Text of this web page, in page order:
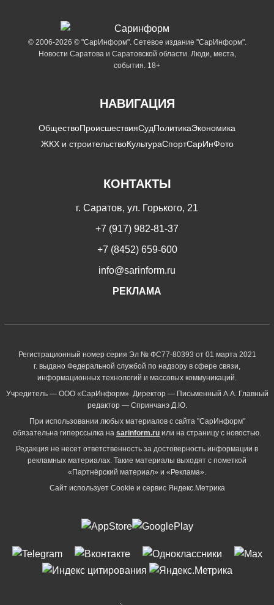
© 2006-2026 © "СарИнформ". Сетевое издание "СарИнформ".
Новости Саратова и Саратовской области. Люди, места,
события. 18+
НАВИГАЦИЯ
ОбществоПроисшествияСудПолитикаЭкономика
ЖКХ и строительствоКультураСпортСарИнФото
КОНТАКТЫ
г. Саратов, ул. Горького, 21
+7 (917) 982-81-37
+7 (8452) 659-600
info@sarinform.ru
РЕКЛАМА
Регистрационный номер серия Эл № ФС77-80393 от 01 марта 2021
г. выдано Федеральной службой по надзору в сфере связи,
информационных технологий и массовых коммуникаций.
Учредитель — ООО «СарИнформ». Директор — Письменный А.А. Главный
редактор — Спринчанэ Д.Ю.
При использовании любых материалов с сайта "СарИнформ"
обязательна гиперссылка на sarinform.ru или на страницу с новостью.
Редакция не несет ответственность за достоверность информации в
рекламных материалах. Такие материалы выходят с пометкой
«Партнёрский материал» и «Реклама».
Сайт использует Cookie и сервиc Яндекс.Метрика